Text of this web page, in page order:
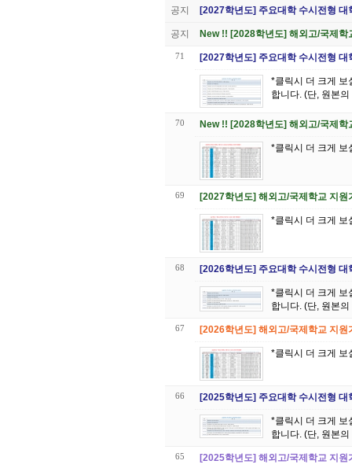
공지 [2027학년도] 주요대학 수시전형 대
공지 New !! [2028학년도] 해외고/국제학
71 [2027학년도] 주요대학 수시전형 대
*클릭시 더 크게 보실 수 있습니다 *이 표의 저작권은 대원 GK글
합니다. (단, 원본
70 New !! [2028학년도] 해외고/국제학
*클릭시 더 크게 보
69 [2027학년도] 해외고/국제학교 지
*클릭시 더 크게 보
68 [2026학년도] 주요대학 수시전형 대
*클릭시 더 크게 보실 수 있습니다 *이 표의 저작권은 대원 GK글
합니다. (단, 원본
67 [2026학년도] 해외고/국제학교 지
*클릭시 더 크게 보
66 [2025학년도] 주요대학 수시전형 대
*클릭시 더 크게 보실 수 있습니다 *이 표의 저작권은 대원 GK글
합니다. (단, 원본
65 [2025학년도] 해외고/국제학교 지